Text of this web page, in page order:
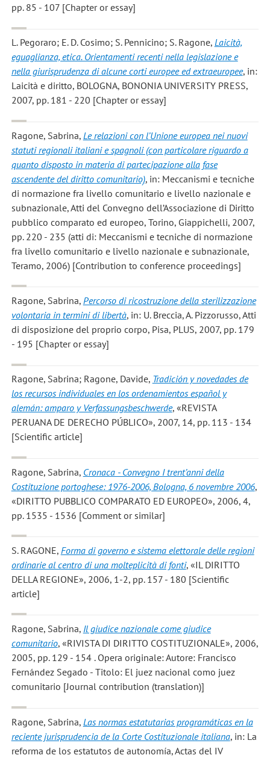
pp. 85 - 107 [Chapter or essay]
L. Pegoraro; E. D. Cosimo; S. Pennicino; S. Ragone, Laicità,
eguaglianza, etica. Orientamenti recenti nella legislazione e
nella giurisprudenza di alcune corti europee ed extraeuropee, in:
Laicità e diritto, BOLOGNA, BONONIA UNIVERSITY PRESS,
2007, pp. 181 - 220 [Chapter or essay]
Ragone, Sabrina, Le relazioni con l’Unione europea nei nuovi
statuti regionali italiani e spagnoli (con particolare riguardo a
quanto disposto in materia di partecipazione alla fase
ascendente del diritto comunitario), in: Meccanismi e tecniche
di normazione fra livello comunitario e livello nazionale e
subnazionale, Atti del Convegno dell’Associazione di Diritto
pubblico comparato ed europeo, Torino, Giappichelli, 2007,
pp. 220 - 235 (atti di: Meccanismi e tecniche di normazione
fra livello comunitario e livello nazionale e subnazionale,
Teramo, 2006) [Contribution to conference proceedings]
Ragone, Sabrina, Percorso di ricostruzione della sterilizzazione
volontaria in termini di libertà, in: U. Breccia, A. Pizzorusso, Atti
di disposizione del proprio corpo, Pisa, PLUS, 2007, pp. 179
- 195 [Chapter or essay]
Ragone, Sabrina; Ragone, Davide, Tradición y novedades de
los recursos individuales en los ordenamientos español y
alemán: amparo y Verfassungsbeschwerde, «REVISTA
PERUANA DE DERECHO PÚBLICO», 2007, 14, pp. 113 - 134
[Scientific article]
Ragone, Sabrina, Cronaca - Convegno I trent’anni della
Costituzione portoghese: 1976-2006, Bologna, 6 novembre 2006,
«DIRITTO PUBBLICO COMPARATO ED EUROPEO», 2006, 4,
pp. 1535 - 1536 [Comment or similar]
S. RAGONE, Forma di governo e sistema elettorale delle regioni
ordinarie al centro di una molteplicità di fonti, «IL DIRITTO
DELLA REGIONE», 2006, 1-2, pp. 157 - 180 [Scientific
article]
Ragone, Sabrina, Il giudice nazionale come giudice
comunitario, «RIVISTA DI DIRITTO COSTITUZIONALE», 2006,
2005, pp. 129 - 154 . Opera originale: Autore: Francisco
Fernández Segado - Titolo: El juez nacional como juez
comunitario [Journal contribution (translation)]
Ragone, Sabrina, Las normas estatutarias programáticas en la
reciente jurisprudencia de la Corte Costituzionale italiana, in: La
reforma de los estatutos de autonomía, Actas del IV